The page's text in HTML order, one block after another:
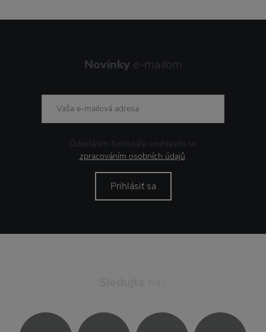
Novinky e-mailom
Odesláním formuláře souhlasím se
zpracováním osobních údajů.
Prihlásiť sa